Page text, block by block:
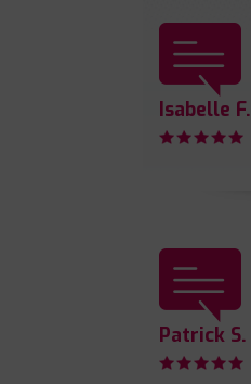
Isabelle F.
Patrick S.